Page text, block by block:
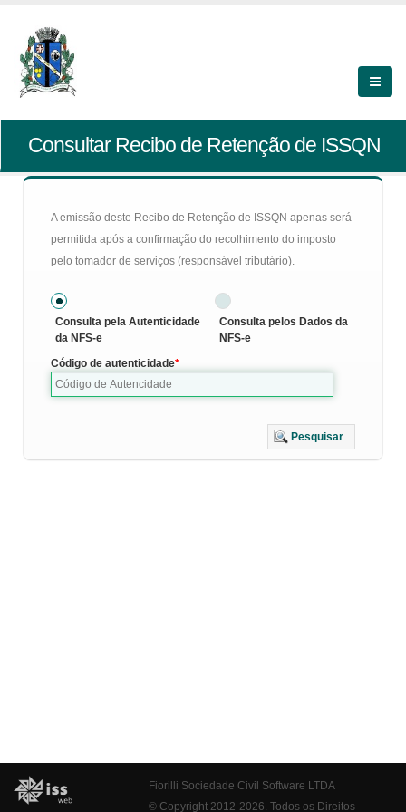
Consultar Recibo de Retenção de ISSQN
A emissão deste Recibo de Retenção de ISSQN apenas será
permitida após a confirmação do recolhimento do imposto
pelo tomador de serviços (responsável tributário).
Consulta pela Autenticidade
da NFS-e
Consulta pelos Dados da
NFS-e
Código de autenticidade
Pesquisar
Fiorilli Sociedade Civil Software LTDA
© Copyright 2012-2026. Todos os Direitos